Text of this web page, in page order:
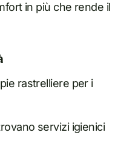
in più che rende il
rastrelliere per i
servizi igienici